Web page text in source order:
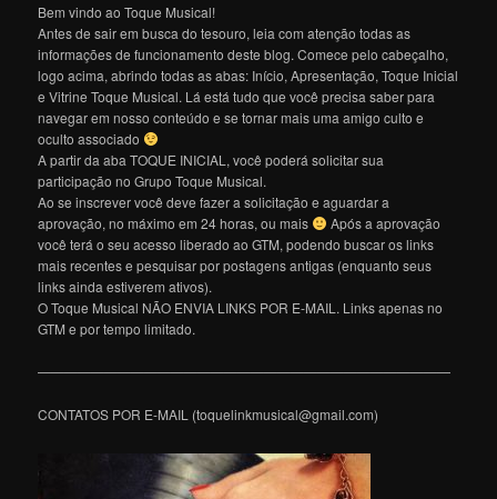
Bem vindo ao Toque Musical!
Antes de sair em busca do tesouro, leia com atenção todas as
informações de funcionamento deste blog. Comece pelo cabeçalho,
logo acima, abrindo todas as abas: Início, Apresentação, Toque Inicial
e Vitrine Toque Musical. Lá está tudo que você precisa saber para
navegar em nosso conteúdo e se tornar mais uma amigo culto e
oculto associado
A partir da aba TOQUE INICIAL, você poderá solicitar sua
participação no Grupo Toque Musical.
Ao se inscrever você deve fazer a solicitação e aguardar a
aprovação, no máximo em 24 horas, ou mais
Após a aprovação
você terá o seu acesso liberado ao GTM, podendo buscar os links
mais recentes e pesquisar por postagens antigas (enquanto seus
links ainda estiverem ativos).
O Toque Musical NÃO ENVIA LINKS POR E-MAIL. Links apenas no
GTM e por tempo limitado.
———————————————————————————————
CONTATOS POR E-MAIL (toquelinkmusical@gmail.com)